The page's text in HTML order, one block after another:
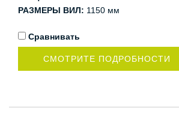
РАЗМЕРЫ ВИЛ: 1150 мм
Сравнивать
СМОТРИТЕ ПОДРОБНОСТИ